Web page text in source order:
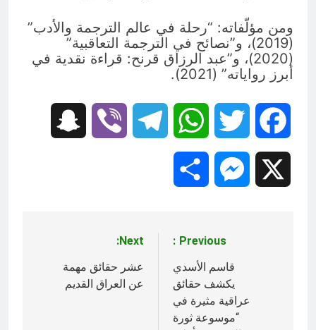
ومن مؤلّفاته: “رحلة في عالم الترجمة والأدب”
(2019)، و”نصائح في الترجمة التعاقبية”
(2020)، و”عبد الرزاق قرنح: قراءة نقدية في
أبرز رواياته” (2021).
Facebook
Twitter
WhatsApp
Telegram
Viber
Messenger
المقالات
Previous:
قاسم الأسدي
يكشف حقائق
عراقية مثيرة في
“موسوعة ثورة
Next:
عشر حقائق مهمة
عن العراق القديم